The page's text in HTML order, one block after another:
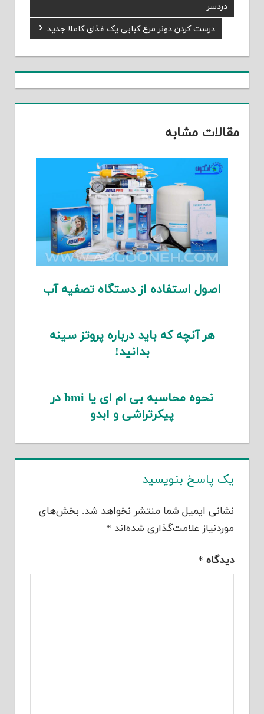
راهبری
نوشته
Post:
دردسر
Next
Post:
درست کردن دونر مرغ کبابی یک غذای کاملا جدید
مقالات مشابه
اصول استفاده از دستگاه تصفیه آب
هر آنچه که باید درباره پروتز سینه
بدانید!
نحوه محاسبه بی ام ای یا bmi در
پیکرتراشی و ابدو
یک پاسخ بنویسید
نشانی ایمیل شما منتشر نخواهد شد. بخش‌های
موردنیاز علامت‌گذاری شده‌اند *
دیدگاه *